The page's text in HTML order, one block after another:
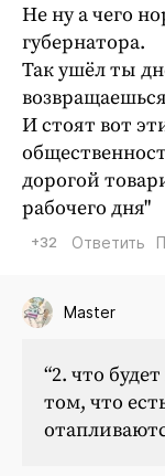
Не ну а чего
губернатора.
Так ушёл ты
И стоят вот
дорогой
рабочего дня"
+32 Ответить
Master
“2. что
том, что